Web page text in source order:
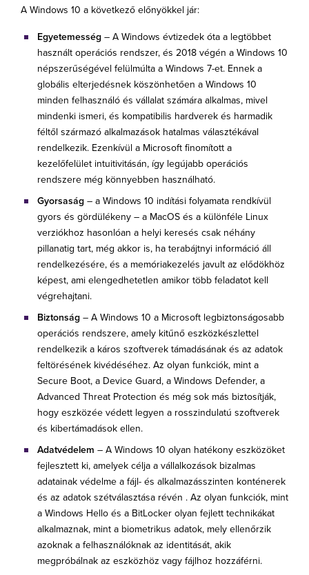
A Windows 10 a következő előnyökkel jár:
Egyetemesség – A Windows évtizedek óta a legtöbbet
használt operációs rendszer, és 2018 végén a Windows 10
népszerűségével felülmúlta a Windows 7-et. Ennek a
globális elterjedésnek köszönhetően a Windows 10
minden felhasználó és vállalat számára alkalmas, mivel
mindenki ismeri, és kompatibilis hardverek és harmadik
féltől származó alkalmazások hatalmas választékával
rendelkezik. Ezenkívül a Microsoft finomított a
kezelőfelület intuitivitásán, így legújabb operációs
rendszere még könnyebben használható.
Gyorsaság – a Windows 10 indítási folyamata rendkívül
gyors és gördülékeny – a MacOS és a különféle Linux
verziókhoz hasonlóan a helyi keresés csak néhány
pillanatig tart, még akkor is, ha terabájtnyi információ áll
rendelkezésére, és a memóriakezelés javult az elődökhöz
képest, ami elengedhetetlen amikor több feladatot kell
végrehajtani.
Biztonság – A Windows 10 a Microsoft legbiztonságosabb
operációs rendszere, amely kitűnő eszközkészlettel
rendelkezik a káros szoftverek támadásának és az adatok
feltörésének kivédéséhez. Az olyan funkciók, mint a
Secure Boot, a Device Guard, a Windows Defender, a
Advanced Threat Protection és még sok más biztosítják,
hogy eszközée védett legyen a rosszindulatú szoftverek
és kibertámadások ellen.
Adatvédelem – A Windows 10 olyan hatékony eszközöket
fejlesztett ki, amelyek célja a vállalkozások bizalmas
adatainak védelme a fájl- és alkalmazásszinten konténerek
és az adatok szétválasztása révén . Az olyan funkciók, mint
a Windows Hello és a BitLocker olyan fejlett technikákat
alkalmaznak, mint a biometrikus adatok, mely ellenőrzik
azoknak a felhasználóknak az identitását, akik
megpróbálnak az eszközhöz vagy fájlhoz hozzáférni.